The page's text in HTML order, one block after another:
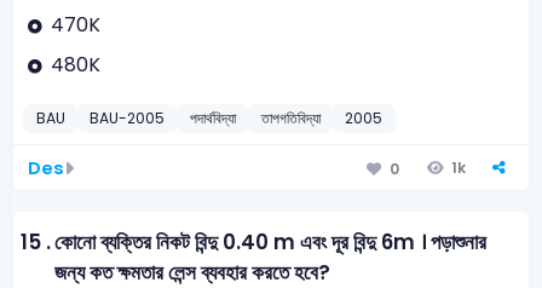
470K
480K
BAU BAU-2005 পদার্থবিদ্যা তাপগতিবিদ্যা 2005
Des 0 1k
15 .কোনো ব্যক্তির নিকট বিন্দু 0.40 m এবং দূর বিন্দু 6m । পড়াশুনার
জন্য কত ক্ষমতার লেন্স ব্যবহার করতে হবে?